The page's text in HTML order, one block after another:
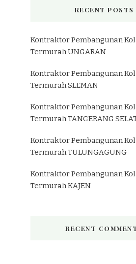
RECENT POSTS
Kontraktor Pembangunan
Termurah UNGARAN
Kontraktor Pembangunan
Termurah SLEMAN
Kontraktor Pembangunan
Termurah TANGERANG
Kontraktor Pembangunan
Termurah TULUNGAGUNG
Kontraktor Pembangunan
Termurah KAJEN
RECENT